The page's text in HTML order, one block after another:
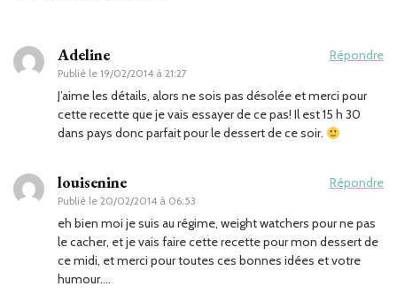
Adeline
Publié le 19/02/2014 à 21:27
Répondre
J’aime les détails, alors ne sois pas désolée et merci pour
cette recette que je vais essayer de ce pas! Il est 15 h 30
dans pays donc parfait pour le dessert de ce soir.
louisenine
Publié le 20/02/2014 à 06:53
Répondre
eh bien moi je suis au régime, weight watchers pour ne pas
le cacher, et je vais faire cette recette pour mon dessert de
ce midi, et merci pour toutes ces bonnes idées et votre
humour….